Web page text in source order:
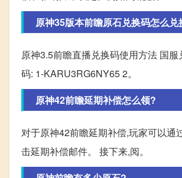
原神35版本前瞻原石兑换码怎么兑
原神3.5前瞻直播兑换码使用方法 国
码: 1-KARU3RG6NY65 2。
原神42前瞻延期补偿怎么领?
对于原神42前瞻延期补偿,玩家可以通
击延期补偿邮件。 接下来,阅。